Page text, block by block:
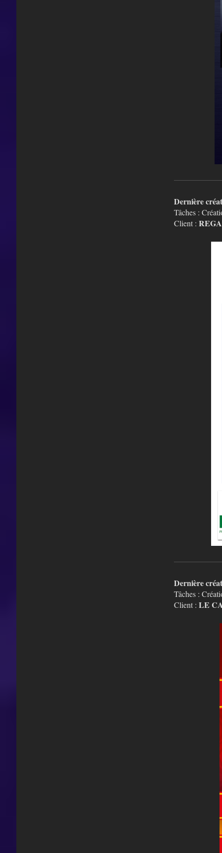
Dernière
Tâches :
Client :
Dernière
Tâches :
Client :LE